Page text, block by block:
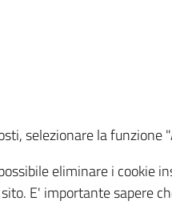
selezionare la
eliminare i cookie
E' importante sapere